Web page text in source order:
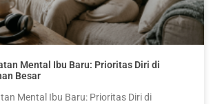
Mental Ibu Baru: Prioritas Diri di
Besar
Mental Ibu Baru: Prioritas Diri di